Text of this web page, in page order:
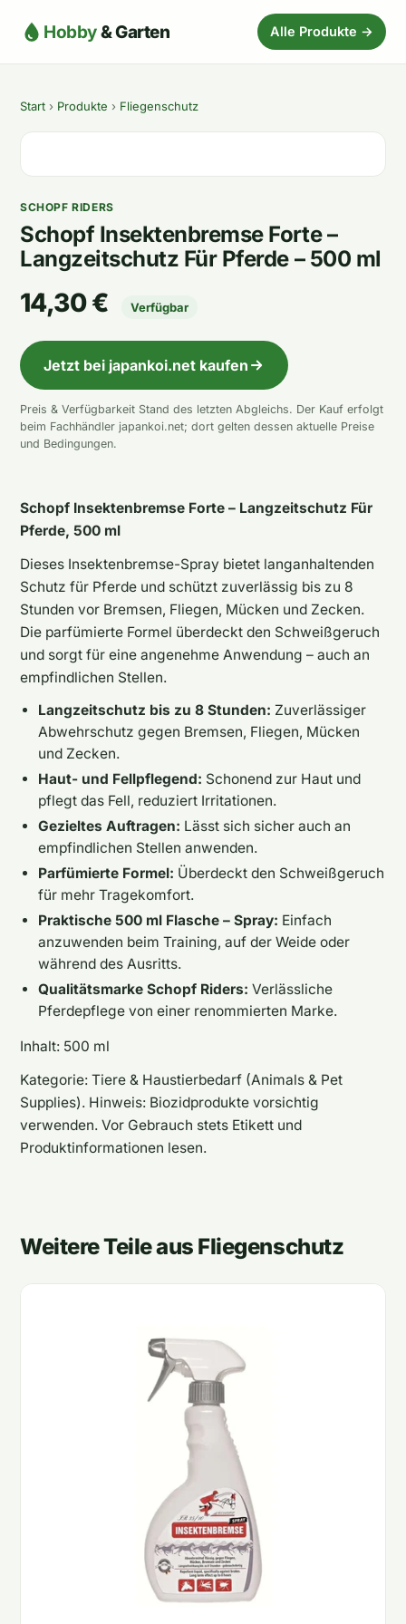
Hobby& Garten Alle Produkte →
Start › Produkte › Fliegenschutz
SCHOPF RIDERS
Schopf Insektenbremse Forte –
Langzeitschutz Für Pferde – 500 ml
14,30 € Verfügbar
Jetzt bei japankoi.net kaufen
Preis & Verfügbarkeit Stand des letzten Abgleichs. Der Kauf erfolgt
beim Fachhändler japankoi.net; dort gelten dessen aktuelle Preise
und Bedingungen.
Schopf Insektenbremse Forte – Langzeitschutz Für
Pferde, 500 ml
Dieses Insektenbremse-Spray bietet langanhaltenden
Schutz für Pferde und schützt zuverlässig bis zu 8
Stunden vor Bremsen, Fliegen, Mücken und Zecken.
Die parfümierte Formel überdeckt den Schweißgeruch
und sorgt für eine angenehme Anwendung – auch an
empfindlichen Stellen.
Langzeitschutz bis zu 8 Stunden: Zuverlässiger
Abwehrschutz gegen Bremsen, Fliegen, Mücken
und Zecken.
Haut- und Fellpflegend: Schonend zur Haut und
pflegt das Fell, reduziert Irritationen.
Gezieltes Auftragen: Lässt sich sicher auch an
empfindlichen Stellen anwenden.
Parfümierte Formel: Überdeckt den Schweißgeruch
für mehr Tragekomfort.
Praktische 500 ml Flasche – Spray: Einfach
anzuwenden beim Training, auf der Weide oder
während des Ausritts.
Qualitätsmarke Schopf Riders: Verlässliche
Pferdepflege von einer renommierten Marke.
Inhalt: 500 ml
Kategorie: Tiere & Haustierbedarf (Animals & Pet
Supplies). Hinweis: Biozidprodukte vorsichtig
verwenden. Vor Gebrauch stets Etikett und
Produktinformationen lesen.
Weitere Teile aus Fliegenschutz